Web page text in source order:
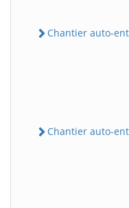
Chantier auto-
Chantier auto-